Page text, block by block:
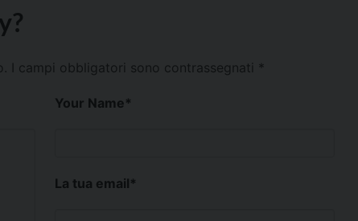
I campi obbligatori sono contrassegnati *
Your Name*
La tua email*